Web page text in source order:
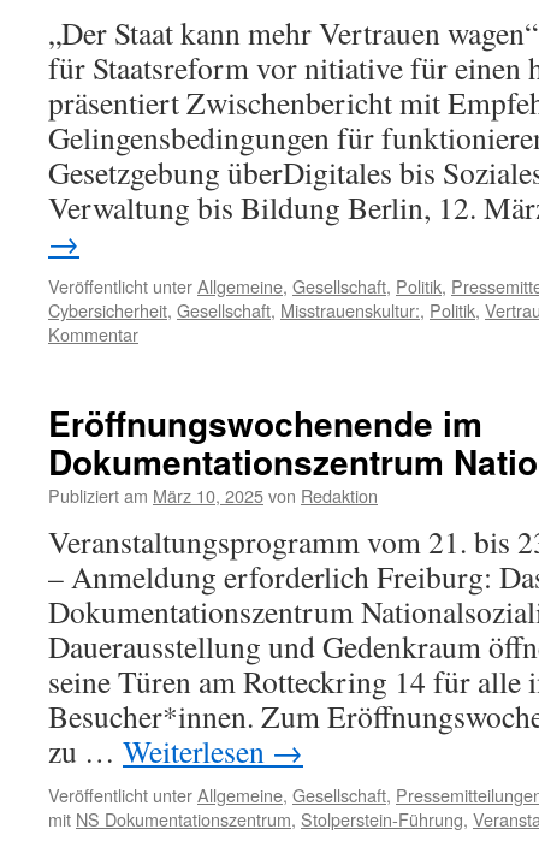
„Der Staat kann mehr Vertrauen
für Staatsreform vor nitiative für einen
präsentiert Zwischenbericht mit
Gelingensbedingungen für
Gesetzgebung überDigitales bis
Verwaltung bis Bildung Berlin, 12.
→
Veröffentlicht unterAllgemeine, Gesellschaft, Politik,
Cybersicherheit, Gesellschaft, Misstrauenskultur:, Politik,
Kommentar
Eröffnungswochenende im
Dokumentationszentrum
Publiziert am März 10, 2025von Redaktion
Veranstaltungsprogramm vom 21. bis
– Anmeldung erforderlich Freiburg:
Dokumentationszentrum
Dauerausstellung und Gedenkraum
seine Türen am Rotteckring 14 für alle
Besucher*innen. Zum
zu … Weiterlesen →
Veröffentlicht unterAllgemeine, Gesellschaft,
mit NS Dokumentationszentrum, Stolperstein-Führung,